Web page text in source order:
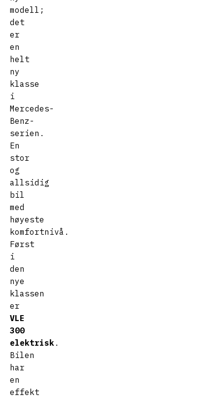
modell;
det
er
en
helt
ny
klasse
i
Mercedes-
Benz-
serien.
En
stor
og
allsidig
bil
med
høyeste
komfortnivå.
Først
i
den
nye
klassen
er
VLE
300
elektrisk .
Bilen
har
en
effekt